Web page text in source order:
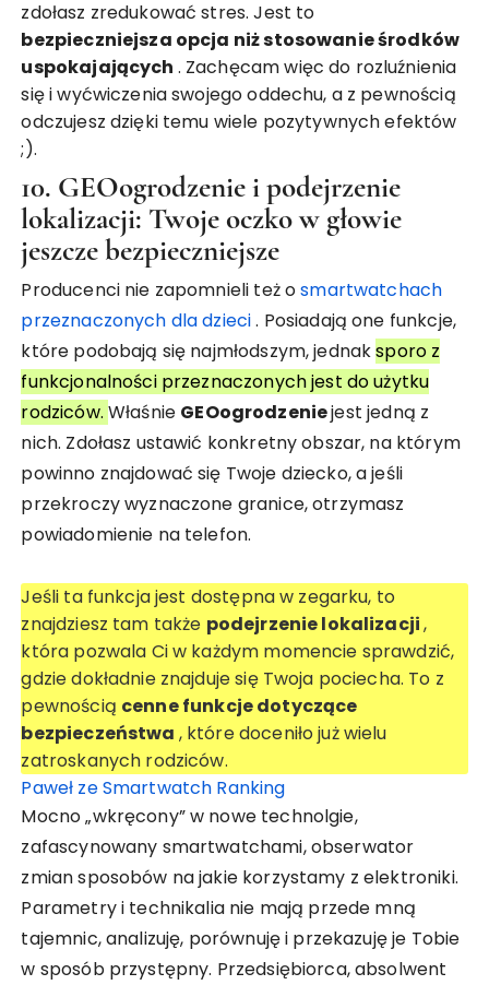
zdołasz zredukować stres. Jest to
bezpieczniejsza opcja niż stosowanie środków
uspokajających . Zachęcam więc do rozluźnienia
się i wyćwiczenia swojego oddechu, a z pewnością
odczujesz dzięki temu wiele pozytywnych efektów
;).
10. GEOogrodzenie i podejrzenie
lokalizacji: Twoje oczko w głowie
jeszcze bezpieczniejsze
Producenci nie zapomnieli też osmartwatchach
przeznaczonych dla dzieci. Posiadają one funkcje,
które podobają się najmłodszym, jednaksporo z
funkcjonalności przeznaczonych jest do użytku
rodziców. Właśnie GEOogrodzeniejest jedną z
nich. Zdołasz ustawić konkretny obszar, na którym
powinno znajdować się Twoje dziecko, a jeśli
przekroczy wyznaczone granice, otrzymasz
powiadomienie na telefon.
Jeśli ta funkcja jest dostępna w zegarku, to
znajdziesz tam także podejrzenie lokalizacji,
która pozwala Ci w każdym momencie sprawdzić,
gdzie dokładnie znajduje się Twoja pociecha. To z
pewnością cenne funkcje dotyczące
bezpieczeństwa , które doceniło już wielu
zatroskanych rodziców.
Paweł ze Smartwatch Ranking
Mocno „wkręcony” w nowe technolgie,
zafascynowany smartwatchami, obserwator
zmian sposobów na jakie korzystamy z elektroniki.
Parametry i technikalia nie mają przede mną
tajemnic, analizuję, porównuję i przekazuję je Tobie
w sposób przystępny. Przedsiębiorca, absolwent